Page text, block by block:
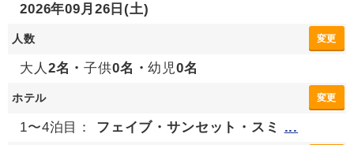
2026年09月26日(土)
人数 変更
大人 2名・子供0名・幼児0名
ホテル 変更
1〜4泊目： フェイブ・サンセット・スミ ...